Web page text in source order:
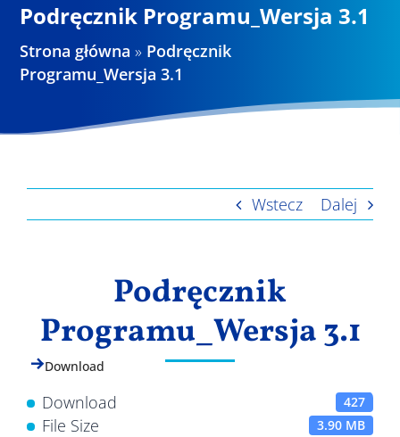
Projekty
Podręcznik Programu_Wersja 3.1
Strona główna » Podręcznik
Programu_Wersja 3.1
Wstecz Dalej
Podręcznik
Programu_Wersja 3.1
Download
Download 427
File Size 3.90 MB